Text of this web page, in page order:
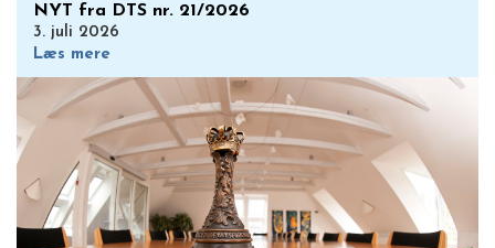
NYT fra DTS nr. 21/2026
3. juli 2026
Læs mere